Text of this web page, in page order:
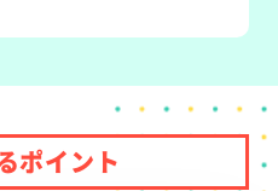
ポイント